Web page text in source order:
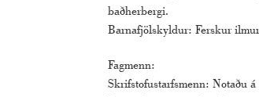
baðherbergi.
Barnafjölskyldur: Ferskur
Fagmenn:
Skrifstofustarfsmenn: Notaðu